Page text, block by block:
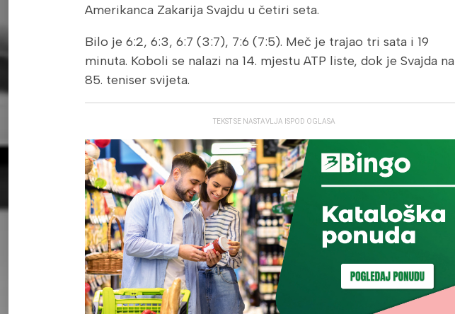
Amerikanca Zakarija Svajdu u četiri seta.
Bilo je 6:2, 6:3, 6:7 (3:7), 7:6 (7:5). Meč je trajao tri sata i 19
minuta. Koboli se nalazi na 14. mjestu ATP liste, dok je Svajda na
85. teniser svijeta.
TEKST SE NASTAVLJA ISPOD OGLASA